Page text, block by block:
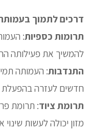
דרכים לתמוך
תרומות כספיות:
להמשיך את פעילותה
התנדבות: העמותה
חדשים לעזרה בהפעלת
תרומת ציוד: תרומת
מזון יכולה לעשות